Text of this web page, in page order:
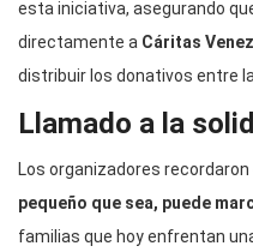
esta iniciativa, asegurando
directamente a Cáritas
distribuir los donativos entre
Llamado a la
Los organizadores recordaron
pequeño que sea, puede
familias que hoy enfrentan